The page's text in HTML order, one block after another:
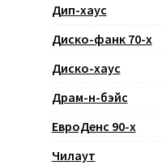
Дип-хаус
Диско-фанк 70-х
Диско-хаус
Драм-н-бэйс
ЕвроДенс 90-х
Чилаут